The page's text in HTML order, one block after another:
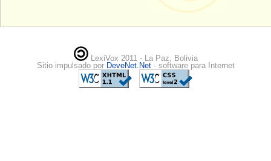
LexiVox 2011 - La Paz, Bolivia
Sitio impulsado por DeveNet.Net - software para Internet